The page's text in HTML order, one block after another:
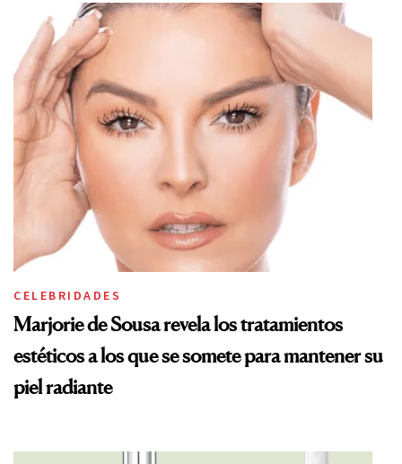
CELEBRIDADES
Marjorie de Sousa revela los tratamientos
estéticos a los que se somete para mantener su
piel radiante